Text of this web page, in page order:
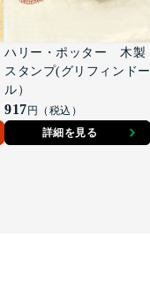
ハリー・ポッター 木製
スタンプ(グリフィンドー
ル）
917 円（税込）
詳細を見る